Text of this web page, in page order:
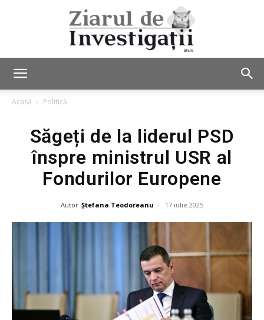
Acasă Politică
Săgeți de la liderul PSD
înspre ministrul USR al
Fondurilor Europene
Autor Ștefana Teodoreanu - 17 iulie 2025